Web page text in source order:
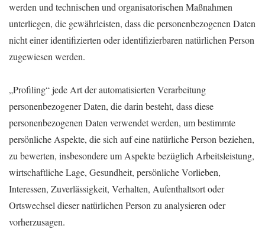
werden und technischen und organisatorischen Maßnahmen
unterliegen, die gewährleisten, dass die personenbezogenen Daten
nicht einer identifizierten oder identifizierbaren natürlichen Person
zugewiesen werden.
„Profiling“ jede Art der automatisierten Verarbeitung
personenbezogener Daten, die darin besteht, dass diese
personenbezogenen Daten verwendet werden, um bestimmte
persönliche Aspekte, die sich auf eine natürliche Person beziehen,
zu bewerten, insbesondere um Aspekte bezüglich Arbeitsleistung,
wirtschaftliche Lage, Gesundheit, persönliche Vorlieben,
Interessen, Zuverlässigkeit, Verhalten, Aufenthaltsort oder
Ortswechsel dieser natürlichen Person zu analysieren oder
vorherzusagen.